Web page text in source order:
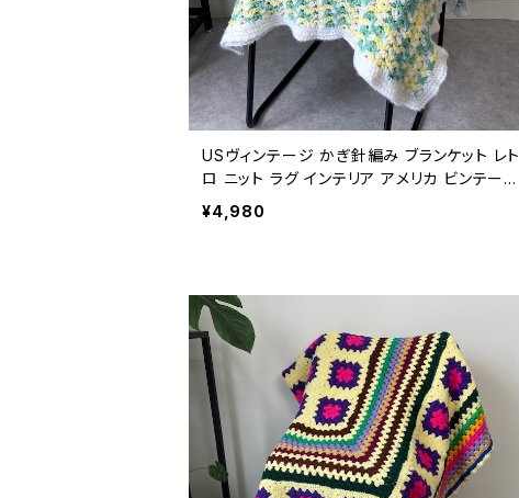
USヴィンテージ かぎ針編み ブランケット レト
ロ ニット ラグ インテリア アメリカ ビンテージ
ハンドメイド マルチカバー 26041013
¥4,980